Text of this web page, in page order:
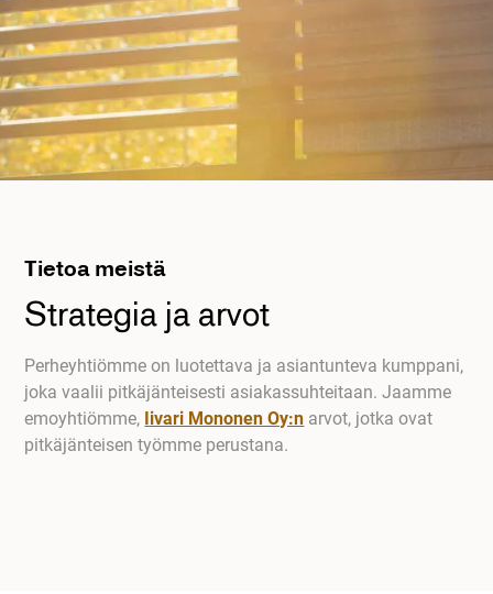
Tietoa meistä
Strategia ja arvot
Perheyhtiömme on luotettava ja asiantunteva kumppani,
joka vaalii pitkäjänteisesti asiakassuhteitaan. Jaamme
emoyhtiömme, Iivari Mononen Oy:n arvot, jotka ovat
pitkäjänteisen työmme perustana.